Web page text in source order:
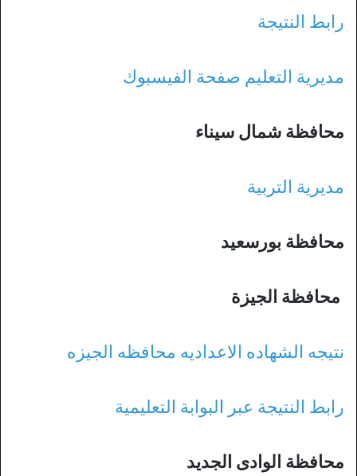
رابط النتيجة
مديرية التعليم صفحة الفيسبوك
محافظة شمال سيناء
مديرية التربية
محافظة بورسعيد
محافظة الجيزة
نتيجه الشهاده الاعداديه محافظه الجيزه
رابط النتيجة عبر البوابة التعليمية
محافظة الوادى الجديد